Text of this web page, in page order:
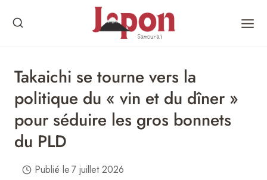
Takaichi se tourne vers la
politique du « vin et du dîner »
pour séduire les gros bonnets
du PLD
Publié le7 juillet 2026